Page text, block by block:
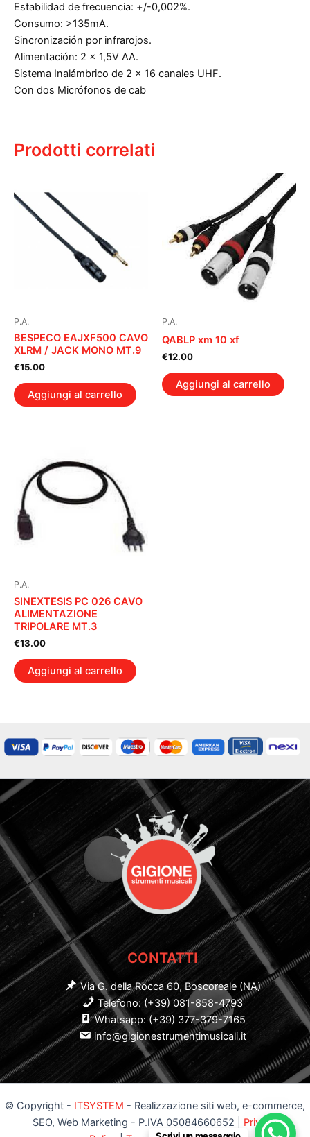
Estabilidad de frecuencia: +/-0,002%.
Consumo: >135mA.
Sincronización por infrarojos.
Alimentación: 2 x 1,5V AA.
Sistema Inalámbrico de 2 x 16 canales UHF.
Con dos Micrófonos de cab
Prodotti correlati
P.A.
BESPECO EAJXF500 CAVO
XLRM / JACK MONO MT.9
€15.00
Aggiungi al carrello
P.A.
QABLP xm 10 xf
€12.00
Aggiungi al carrello
P.A.
SINEXTESIS PC 026 CAVO
ALIMENTAZIONE
TRIPOLARE MT.3
€13.00
Aggiungi al carrello
CONTATTI
Via G. della Rocca 60, Boscoreale (NA)
Telefono: (+39) 081-858-4793
Whatsapp: (+39) 377-379-7165
info@gigionestrumentimusicali.it
© Copyright - ITSYSTEM - Realizzazione siti web, e-commerce,
SEO, Web Marketing - P.IVA 05084660652 | Privacy